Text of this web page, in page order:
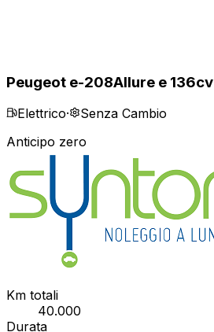
Peugeot e-208Allure e 136cv
Elettrico·
Senza Cambio
Anticipo zero
Km totali
40.000
Durata